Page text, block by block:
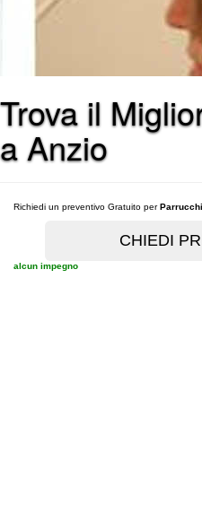
Trova il
a Anzio
Richiedi un preventivo Gratuito per
alcun impegno